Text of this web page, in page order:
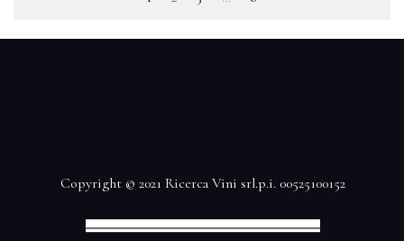
Copyright © 2021 Ricerca Vini srl.p.i. 00525100152